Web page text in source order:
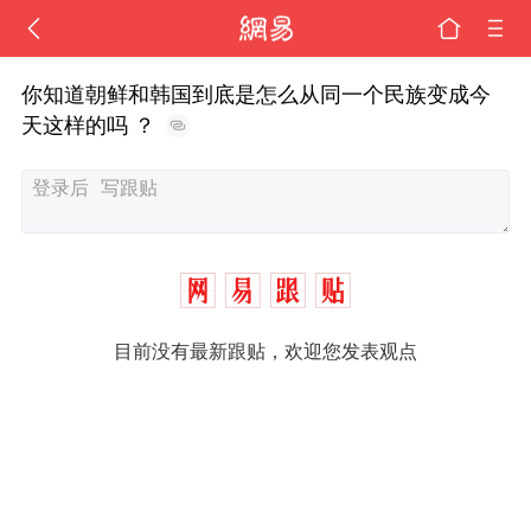
你知道朝鲜和韩国到底是怎么从同一个民族变成今
天这样的吗 ？
目前没有最新跟贴，欢迎您发表观点